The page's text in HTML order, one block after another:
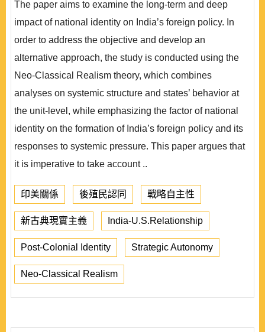
The paper aims to examine the long-term and deep
impact of national identity on India’s foreign policy. In
order to address the objective and develop an
alternative approach, the study is conducted using the
Neo-Classical Realism theory, which combines
analyses on systemic structure and states’ behavior at
the unit-level, while emphasizing the factor of national
identity on the formation of India’s foreign policy and its
responses to systemic pressure. This paper argues that
it is imperative to take account ..
印美關係 後殖民認同 戰略自主性
新古典現實主義 India-U.S.Relationship
Post-Colonial Identity Strategic Autonomy
Neo-Classical Realism